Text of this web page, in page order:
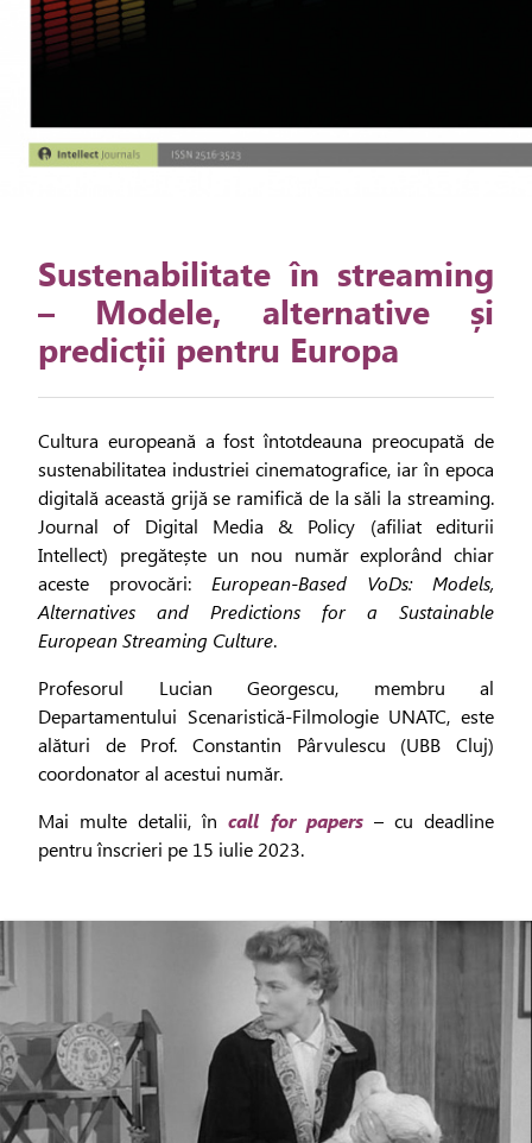
Sustenabilitate în streaming
– Modele, alternative și
predicții pentru Europa
Cultura europeană a fost întotdeauna preocupată de
sustenabilitatea industriei cinematografice, iar în epoca
digitală această grijă se ramifică de la săli la streaming.
Journal of Digital Media & Policy (afiliat editurii
Intellect) pregătește un nou număr explorând chiar
aceste provocări: European-Based VoDs: Models,
Alternatives and Predictions for a Sustainable
European Streaming Culture.
Profesorul Lucian Georgescu, membru al
Departamentului Scenaristică-Filmologie UNATC, este
alături de Prof. Constantin Pârvulescu (UBB Cluj)
coordonator al acestui număr.
Mai multe detalii, încall for papers– cu deadline
pentru înscrieri pe 15 iulie 2023.